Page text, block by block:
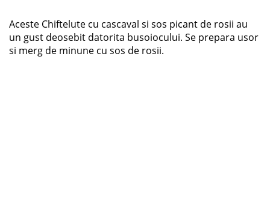
Aceste Chiftelute cu cascaval si sos picant de rosii au
un gust deosebit datorita busoiocului. Se prepara usor
si merg de minune cu sos de rosii.